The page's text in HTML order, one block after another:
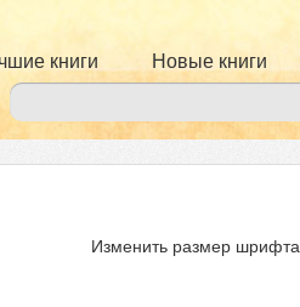
книги Новые книги
Изменить размер шрифта